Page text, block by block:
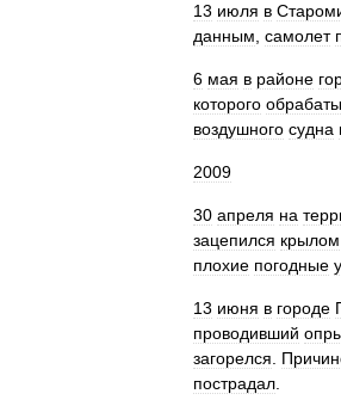
13 июля в
данным самолет
6 мая в районе
которого
воздушного судна
2009
30 апреля на
зацепился крылом
плохие погодные
13 июня в городе
проводивший
загорелся
пострадал